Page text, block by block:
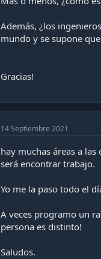
Además, ¿los
mundo y se supone
Gracias!
14 Septiembre 2021
hay muchas áreas a
será encontrar trabajo.
Yo me la paso todo el
A veces programo un
persona es distinto!
Saludos.